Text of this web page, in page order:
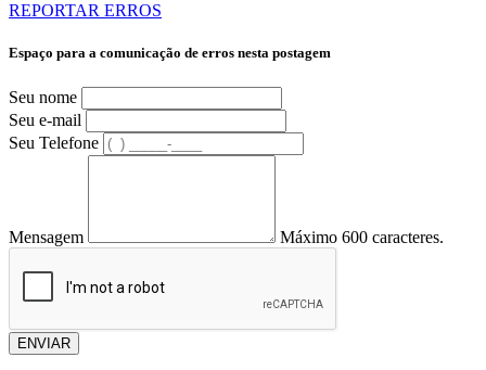
REPORTAR ERROS
Espaço para a comunicação de erros nesta postagem
Seu nome
Seu e-mail
Seu Telefone
Mensagem Máximo 600 caracteres.
ENVIAR